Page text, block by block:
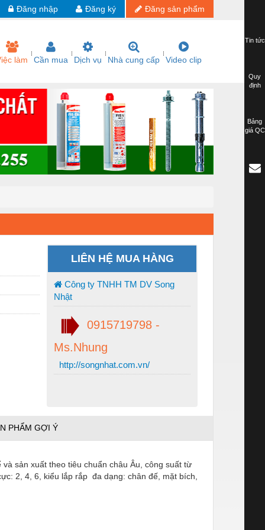
Đăng sản phẩm
Đăng ký
Đăng nhập
làm Cần mua Dịch vụ Nhà cung cấp Video clip
LIÊN HỆ MUA HÀNG
Công ty TNHH TM DV Song
Nhật
0915719798 -
Ms.Nhung
http://songnhat.com.vn/
PHẨM GỢI Ý
sản xuất theo tiêu chuẩn châu Âu, công suất từ
2, 4, 6, kiểu lắp rắp đa dạng: chân đế, mặt bích,
Tin tức
Quy
định
Bảng
giá QC